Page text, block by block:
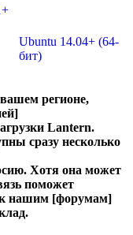
Ubuntu 14.04+ (64-
бит)
регионе,
Lantern.
сразу несколько
Хотя она может
поможет
к нашим [форумам]